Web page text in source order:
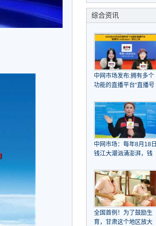
综合资讯
中网市场发布:拥有多个
功能的直播平台“直播号
02月08日成功上线
中网市场：每年8月18日
钱江大潮汹涌澎湃，钱
COTV全球直播
全国首例！为了鼓励生
育，甘肃这个地区放大